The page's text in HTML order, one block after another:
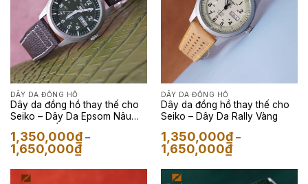
DÂY DA ĐỒNG HỒ
Dây da đồng hồ thay thế cho
Seiko – Dây Da Epsom Nâu
1,350,000₫ –
1,650,000₫Khoảng
giá:
DÂY DA ĐỒNG HỒ
Dây da đồng hồ thay thế cho
Seiko – Dây Da Rally Vàng
1,350,000₫ –
1,650,000₫Khoảng
giá: